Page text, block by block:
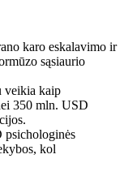
karo eskalavimo ir
sąsiaurio
veikia kaip
350 mln. USD
psichologinės
kol